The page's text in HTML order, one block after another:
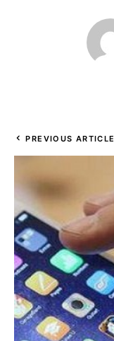
PREVIOUS ARTICLE